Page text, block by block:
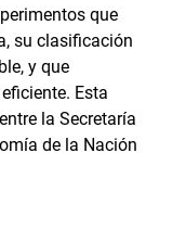
que
su clasificación
y que
Esta
la Secretaría
de la Nación